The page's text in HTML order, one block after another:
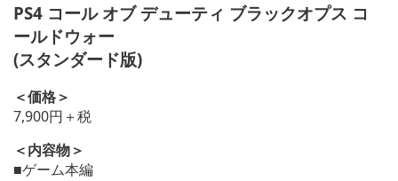
PS4 コール オブ デューティ ブラックオプス コ
ールドウォー
(スタンダード版)
＜価格＞
7,900円＋税
＜内容物＞
■ゲーム本編